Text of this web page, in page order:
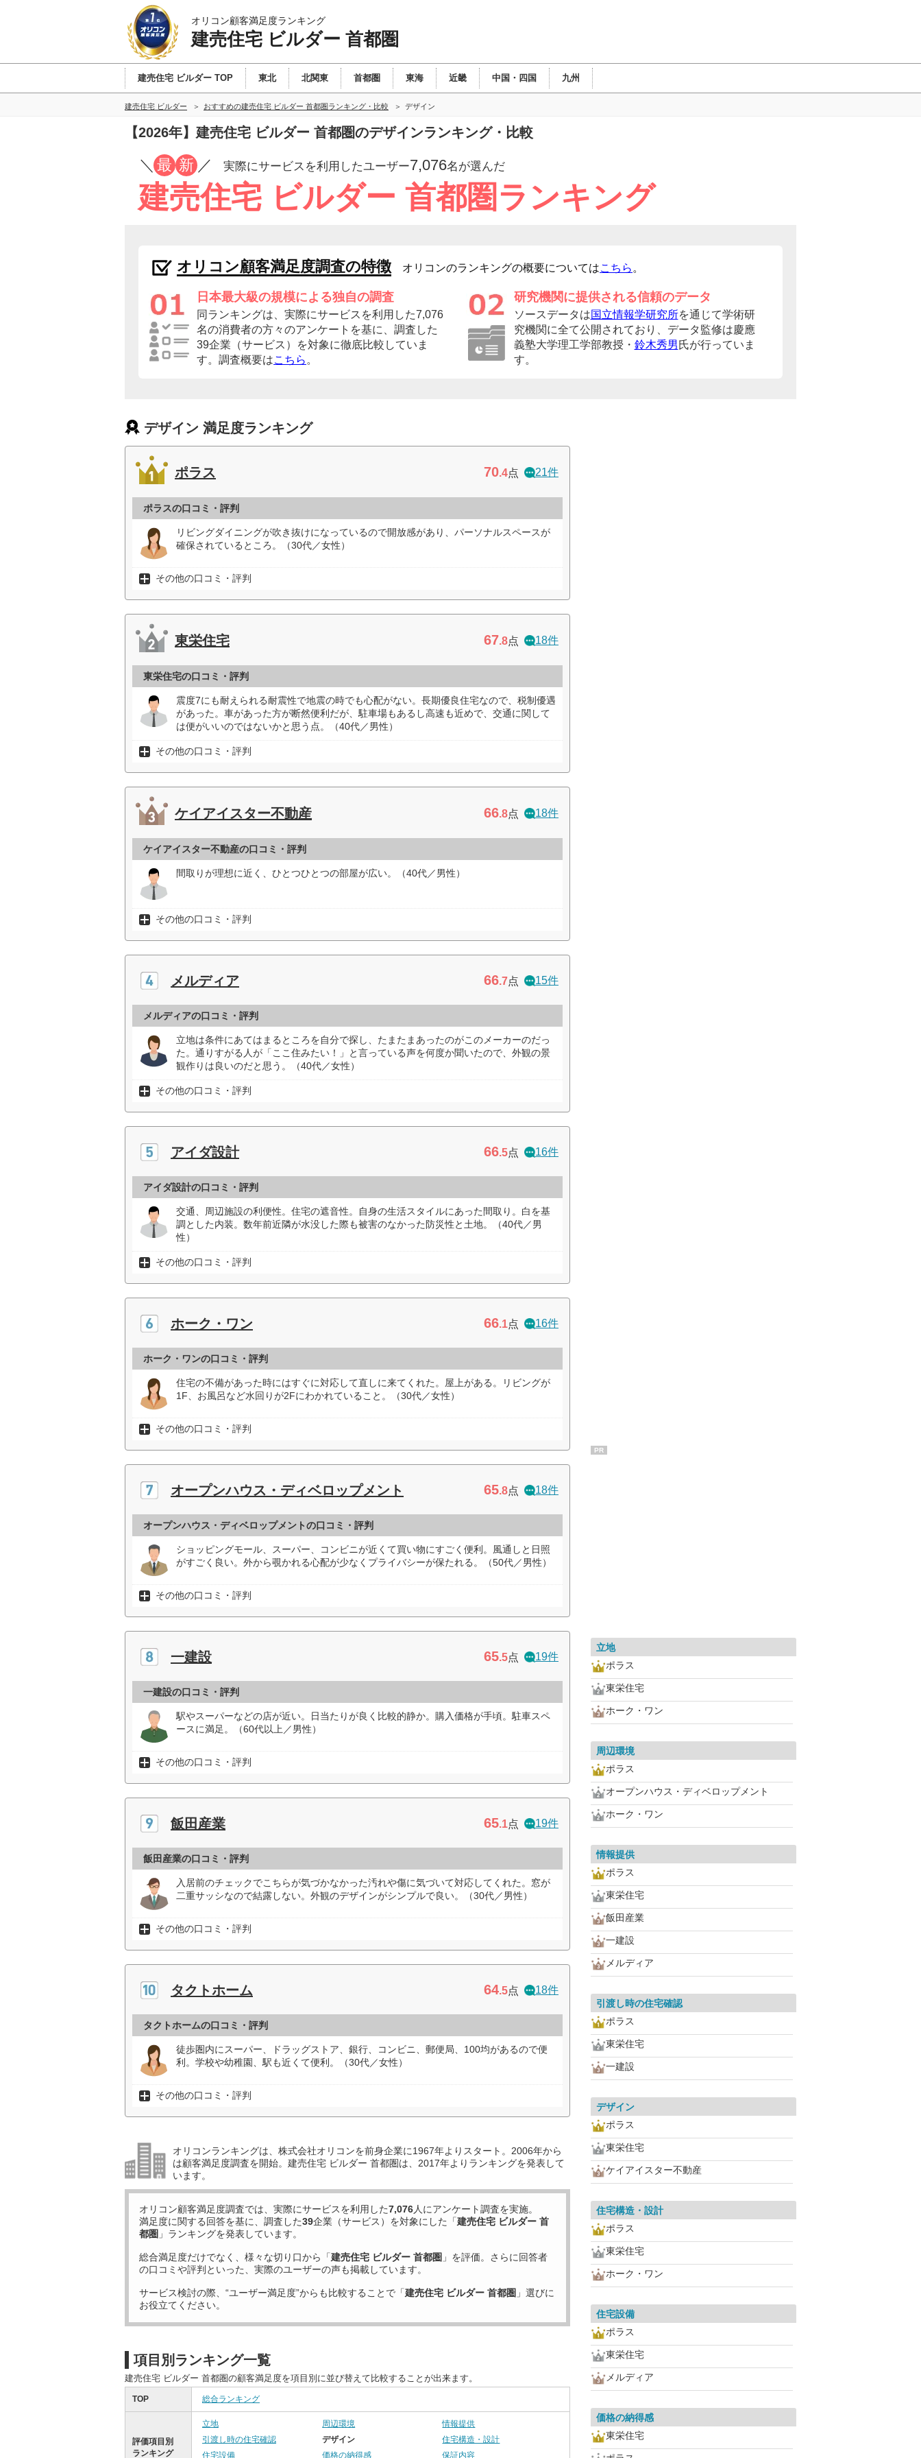
オリコン顧客満足度ランキング
建売住宅 ビルダー 首都圏
建売住宅 ビルダー TOP 東北 北関東 首都圏 東海 近畿 中国・四国 九州
建売住宅 ビルダー おすすめの建売住宅 ビルダー 首都圏ランキング・比較 デザイン
【2026年】建売住宅 ビルダー 首都圏のデザインランキング・比較
／ 最 新 ／ 実際にサービスを利用したユーザー7,076名が選んだ
建売住宅 ビルダー 首都圏ランキング
オリコン顧客満足度調査の特徴 オリコンのランキングの概要についてはこちら 。
日本最大級の規模による独自の調査
同ランキングは、実際にサービスを利用した7,076
名の消費者の方々のアンケートを基に、調査した
39企業（サービス）を対象に徹底比較していま
す。調査概要はこちら 。
研究機関に提供される信頼のデータ
ソースデータは国立情報学研究所を通じて学術研
究機関に全て公開されており、データ監修は慶應
義塾大学理工学部教授・ 鈴木秀男 氏が行っていま
す。
デザイン 満足度ランキング
ポラス 70.4点 21件
ポラスの口コミ・評判
リビングダイニングが吹き抜けになっているので開放感があり、パーソナルスペースが
確保されているところ。（30代／女性）
その他の口コミ・評判
東栄住宅 67.8点 18件
東栄住宅の口コミ・評判
震度7にも耐えられる耐震性で地震の時でも心配がない。長期優良住宅なので、税制優遇
があった。車があった方が断然便利だが、駐車場もあるし高速も近めで、交通に関して
は便がいいのではないかと思う点。（40代／男性）
その他の口コミ・評判
ケイアイスター不動産 66.8点 18件
ケイアイスター不動産の口コミ・評判
間取りが理想に近く、ひとつひとつの部屋が広い。（40代／男性）
その他の口コミ・評判
メルディア 66.7点 15件
メルディアの口コミ・評判
立地は条件にあてはまるところを自分で探し、たまたまあったのがこのメーカーのだっ
た。通りすがる人が「ここ住みたい！」と言っている声を何度か聞いたので、外観の景
観作りは良いのだと思う。（40代／女性）
その他の口コミ・評判
アイダ設計 66.5点 16件
アイダ設計の口コミ・評判
交通、周辺施設の利便性。住宅の遮音性。自身の生活スタイルにあった間取り。白を基
調とした内装。数年前近隣が水没した際も被害のなかった防災性と土地。（40代／男
性）
その他の口コミ・評判
ホーク・ワン 66.1点 16件
ホーク・ワンの口コミ・評判
住宅の不備があった時にはすぐに対応して直しに来てくれた。屋上がある。リビングが
1F、お風呂など水回りが2Fにわかれていること。（30代／女性）
その他の口コミ・評判
オープンハウス・ディベロップメント 65.8点 18件
オープンハウス・ディベロップメントの口コミ・評判
ショッピングモール、スーパー、コンビニが近くて買い物にすごく便利。風通しと日照
がすごく良い。外から覗かれる心配が少なくプライバシーが保たれる。（50代／男性）
その他の口コミ・評判
一建設 65.5点 19件
一建設の口コミ・評判
駅やスーパーなどの店が近い。日当たりが良く比較的静か。購入価格が手頃。駐車スペ
ースに満足。（60代以上／男性）
その他の口コミ・評判
飯田産業 65.1点 19件
飯田産業の口コミ・評判
入居前のチェックでこちらが気づかなかった汚れや傷に気づいて対応してくれた。窓が
二重サッシなので結露しない。外観のデザインがシンプルで良い。（30代／男性）
その他の口コミ・評判
タクトホーム 64.5点 18件
タクトホームの口コミ・評判
徒歩圏内にスーパー、ドラッグストア、銀行、コンビニ、郵便局、100均があるので便
利。学校や幼稚園、駅も近くて便利。（30代／女性）
その他の口コミ・評判
オリコンランキングは、株式会社オリコンを前身企業に1967年よりスタート。2006年から
は顧客満足度調査を開始。建売住宅 ビルダー 首都圏は、2017年よりランキングを発表して
います。
オリコン顧客満足度調査では、実際にサービスを利用した7,076人にアンケート調査を実施。
満足度に関する回答を基に、調査した39企業（サービス）を対象にした「建売住宅 ビルダー 首
都圏 」ランキングを発表しています。
総合満足度だけでなく、様々な切り口から「建売住宅 ビルダー 首都圏 」を評価。さらに回答者
の口コミや評判といった、実際のユーザーの声も掲載しています。
サービス検討の際、“ユーザー満足度”からも比較することで「建売住宅 ビルダー 首都圏 」選びに
お役立てください。
項目別ランキング一覧
建売住宅 ビルダー 首都圏の顧客満足度を項目別に並び替えて比較することが出来ます。
TOP 総合ランキング
評価項目別
ランキング
立地 周辺環境
情報提供
引渡し時の住宅確認
デザイン
住宅構造・設計
住宅設備
価格の納得感 保証内容
PR
立地
ポラス
東栄住宅
ホーク・ワン
周辺環境
ポラス
オープンハウス・ディベロップメント
ホーク・ワン
情報提供
ポラス
東栄住宅
飯田産業
一建設
メルディア
引渡し時の住宅確認
ポラス
東栄住宅
一建設
デザイン
ポラス
東栄住宅
ケイアイスター不動産
住宅構造・設計
ポラス
東栄住宅
ホーク・ワン
住宅設備
ポラス
東栄住宅
メルディア
価格の納得感
東栄住宅